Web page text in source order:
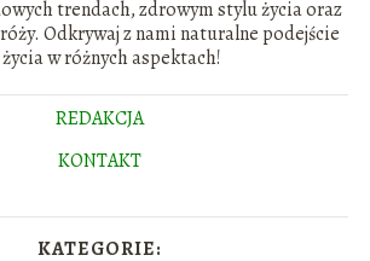
trendach, zdrowym stylu życia oraz
Odkrywaj z nami naturalne podejście
w różnych aspektach!
REDAKCJA
KONTAKT
KATEGORIE: